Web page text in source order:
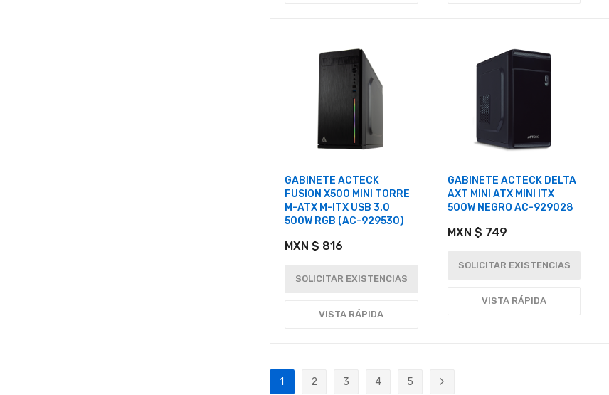
GABINETE ACTECK
FUSION X500 MINI TORRE
M-ATX M-ITX USB 3.0
500W RGB (AC-929530)
MXN $ 816
SOLICITAR EXISTENCIAS
VISTA RÁPIDA
GABINETE ACTECK DELTA
AXT MINI ATX MINI ITX
500W NEGRO AC-929028
MXN $ 749
SOLICITAR EXISTENCIAS
VISTA RÁPIDA
Página
1
2
3
4
5